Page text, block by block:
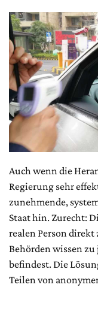
Auch wenn die
Regierung sehr
zunehmende,
Staat hin. Zurecht:
realen Person direkt
Behörden wissen
befindest. Die
Teilen von